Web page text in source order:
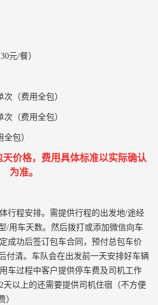
元/餐）
（费用全包）
（费用全包）
包）
价格，费用具体标准以实际确认
为准。
行程安排。需提供行程的出发地/途经
/用车天数。然后拨打或添加微信向车
成功后签订包车合同，预付总包车价
付清。车队会在出发前一天安排好车辆
车过程中客户提供停车费及司机工作
以上的还需要提供司机住宿（不方便
）